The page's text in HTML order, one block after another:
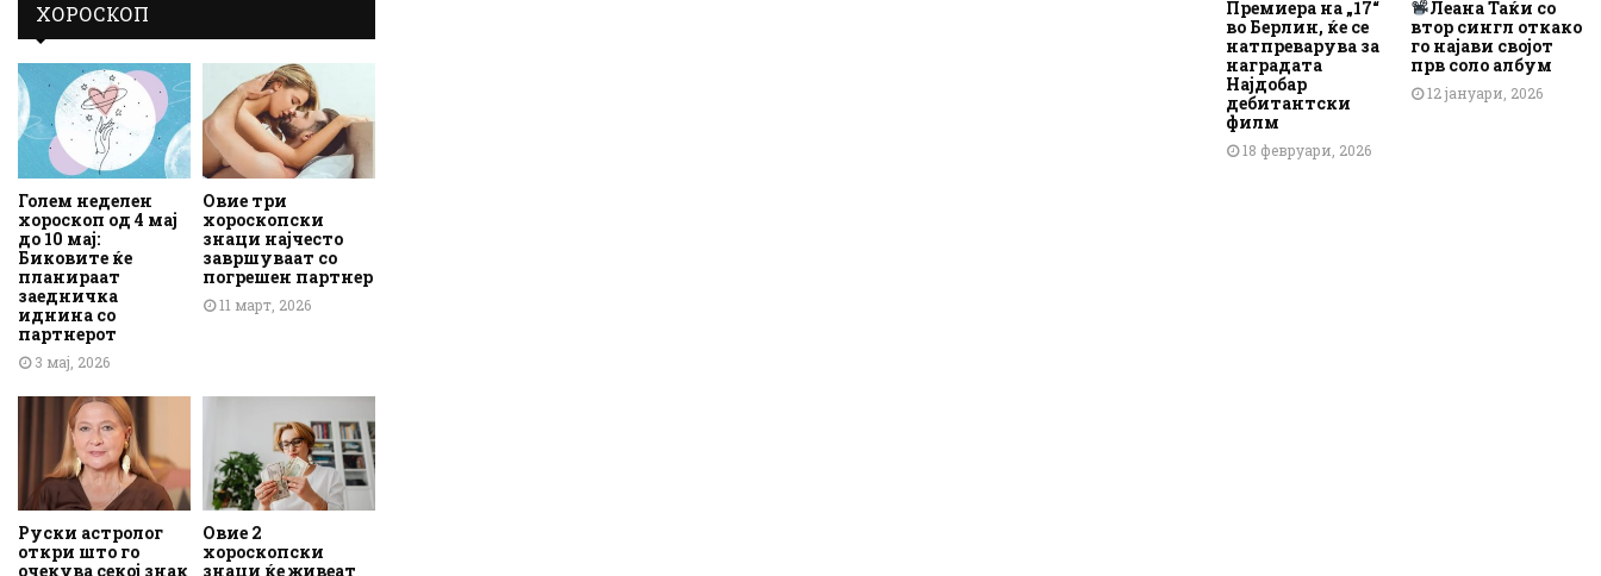
ХОРОСКОП
Голем неделен
хороскоп од 4 мај
до 10 мај:
Биковите ќе
планираат
заедничка
иднина со
партнерот
3 мај, 2026
Овие три
хороскопски
знаци најчесто
завршуваат со
погрешен партнер
11 март, 2026
Руски астролог
откри што го
очекува секој знак
Овие 2
хороскопски
знаци ќе живеат
Премиера на „17“
во Берлин, ќе се
натпреварува за
наградата
Најдобар
дебитантски
филм
18 февруари, 2026
Леана Таќи со
втор сингл откако
го најави својот
прв соло албум
12 јануари, 2026